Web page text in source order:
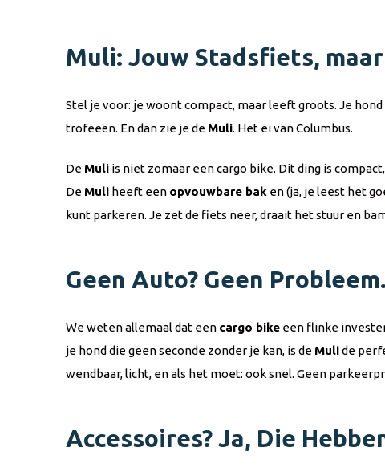
Muli: Jouw Stadsfiets,
Stel je voor: je woont compact, maar leeft groots. Je
trofeeën. En dan zie je de Muli. Het ei van Columbus.
De Muli is niet zomaar een cargo bike. Dit ding is
De Muli heeft een opvouwbare bak en (ja, je leest het
kunt parkeren. Je zet de fiets neer, draait het stuur en
Geen Auto? Geen Probleem.
We weten allemaal dat een cargo bike een flinke
je hond die geen seconde zonder je kan, is de Mulide
wendbaar, licht, en als het moet: ook snel. Geen
Accessoires? Ja, Die